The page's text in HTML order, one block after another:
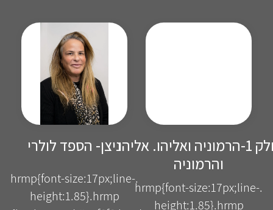
חלק 1-הרמוניה ואליהו. אליהו
והרמוניה
.hrmp{font-size:17px;line-
height:1.85}.hrmp
ניצן- הספד לולרי
.hrmp{font-size:17px;line-
height:1.85}.hrmp